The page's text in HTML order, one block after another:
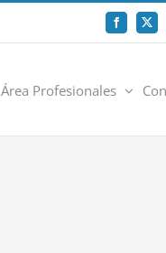
Facebook
X
Área Profesionales